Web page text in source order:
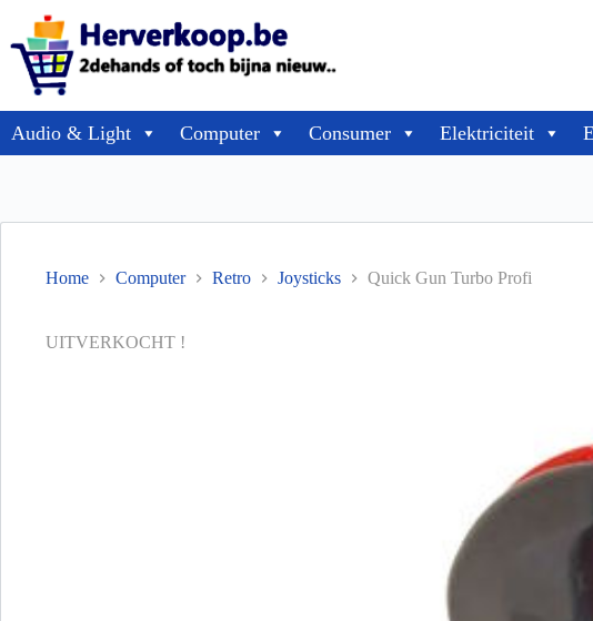
Audio & Light Computer Consumer Elektriciteit
Home Computer Retro Joysticks Quick Gun Turbo Profi
UITVERKOCHT !